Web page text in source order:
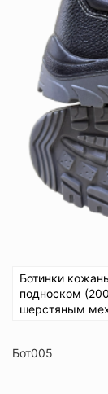
Ботинки
подноском
шерстяным
Бот005